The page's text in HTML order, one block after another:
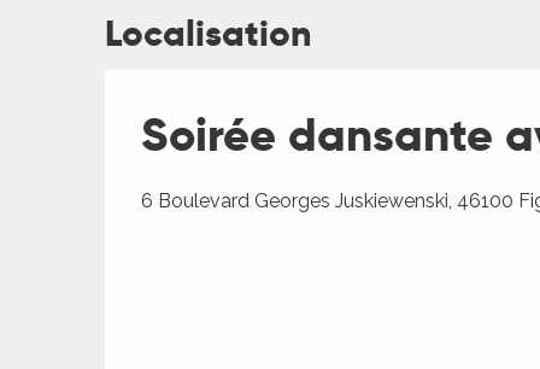
Localisation
Soirée dansante
6 Boulevard Georges Juskiewenski, 46100